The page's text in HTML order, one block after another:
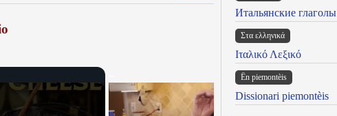
Итальянские глаголы
Στα ελληνικά
Ιταλικό Λεξικό
Ën piemontèis
Dissionari piemontèis